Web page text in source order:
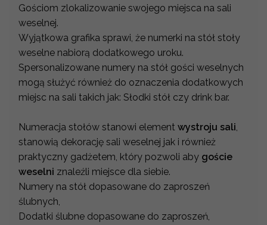
Gościom zlokalizowanie swojego miejsca na sali
weselnej.
Wyjątkowa grafika sprawi, że numerki na stół stoły
weselne nabiorą dodatkowego uroku.
Spersonalizowane numery na stół gości weselnych
mogą służyć również do oznaczenia dodatkowych
miejsc na sali takich jak: Słodki stół czy drink bar.
Numeracja stołów stanowi element wystroju sali,
stanowią dekorację sali weselnej jak i również
praktyczny gadżetem, który pozwoli aby goście
weselni znaleźli miejsce dla siebie.
Numery na stół dopasowane do zaproszeń
ślubnych,
Dodatki ślubne dopasowane do zaproszeń,